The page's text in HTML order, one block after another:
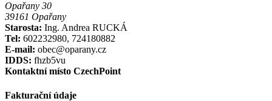
Opařany 30
39161 Opařany
Starosta: Ing. Andrea RUCKÁ
Tel: 602232980, 724180882
E-mail: obec@oparany.cz
IDDS: fhzb5vu
Kontaktní místo CzechPoint
Fakturační údaje